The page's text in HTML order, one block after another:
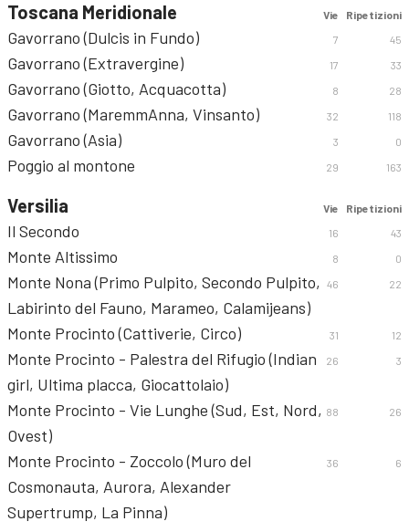
Toscana Meridionale Vie Ripetizioni
Gavorrano (Dulcis in Fundo) 7 45
Gavorrano (Extravergine) 17 33
Gavorrano (Giotto, Acquacotta) 8 28
Gavorrano (MaremmAnna, Vinsanto) 32 118
Gavorrano (Asia) 3 0
Poggio al montone 29 163
Versilia Vie Ripetizioni
Il Secondo 16 43
Monte Altissimo 8 0
Monte Nona (Primo Pulpito, Secondo Pulpito,
Labirinto del Fauno, Marameo, Calamijeans)
46 22
Monte Procinto (Cattiverie, Circo) 31 12
Monte Procinto - Palestra del Rifugio (Indian
girl, Ultima placca, Giocattolaio)
26 3
Monte Procinto - Vie Lunghe (Sud, Est, Nord,
Ovest)
88 26
Monte Procinto - Zoccolo (Muro del
Cosmonauta, Aurora, Alexander
Supertrump, La Pinna)
36 6